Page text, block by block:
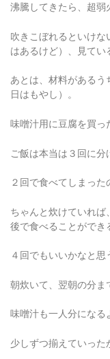
沸騰してきたら、超弱
吹きこぼれるといけな
はあるけど）、見てい
あとは、材料がある
日はもやし）。
味噌汁用に豆腐を買っ
ご飯は本当は３回に分
２回で食べてしまった
ちゃんと炊けていれ
後で食べることができ
４回でもいいかなと思
朝炊いて、翌朝の分ま
味噌汁も一人分になる
少しずつ揃えていった